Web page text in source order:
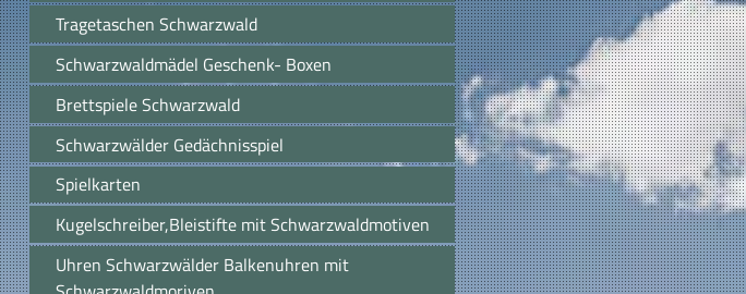
Tragetaschen Schwarzwald
Schwarzwaldmädel Geschenk- Boxen
Brettspiele Schwarzwald
Schwarzwälder Gedächnisspiel
Spielkarten
Kugelschreiber,Bleistifte mit Schwarzwaldmotiven
Uhren Schwarzwälder Balkenuhren mit